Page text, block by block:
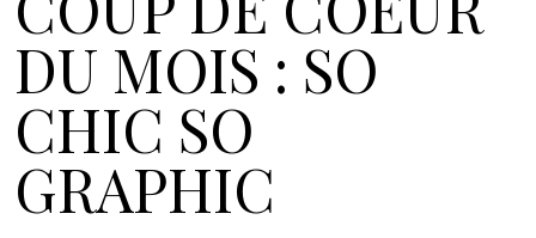
DU MOIS : SO
CHIC SO
GRAPHIC